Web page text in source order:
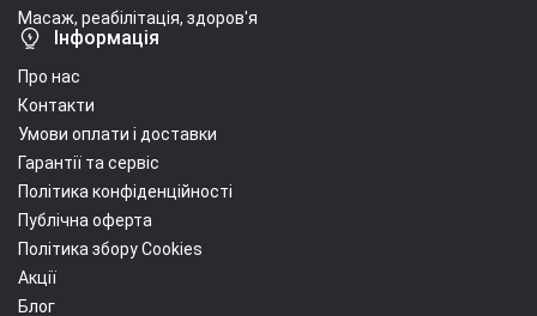
Масаж, реабілітація, здоров'я
Інформація
Про нас
Контакти
Умови оплати і доставки
Гарантії та сервіс
Політика конфіденційності
Публічна оферта
Політика збору Cookies
Акції
Блог